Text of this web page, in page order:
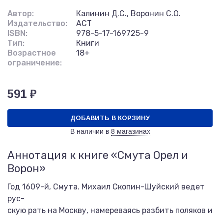
Автор:
Калинин Д.С., Воронин С.О.
Издательство:
АСТ
ISBN:
978-5-17-169725-9
Тип:
Книги
Возрастное
ограничение:
18+
591 ₽
ДОБАВИТЬ В КОРЗИНУ
В наличии в 8 магазинах
Аннотация к книге «Смута Орел и
Ворон»
Год 1609-й, Смута. Михаил Скопин-Шуйский ведет
рус-
скую рать на Москву, намереваясь разбить поляков и